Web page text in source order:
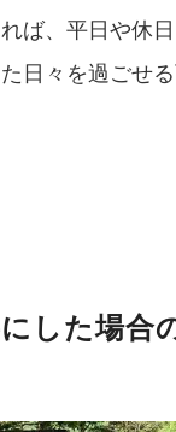
ば、平日や休
日々を過ごせ
した場合